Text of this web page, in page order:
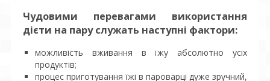
Чудовими перевагами використання
дієти на пару служать наступні фактори:
можливість вживання в їжу абсолютно усіх
продуктів;
процес приготування їжі в пароварці дуже зручний,